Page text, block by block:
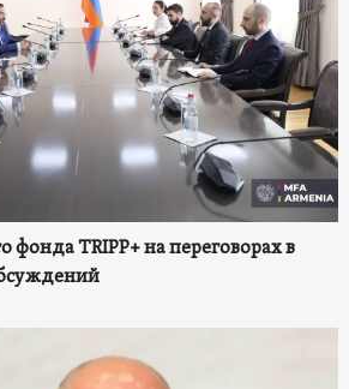
фонда TRIPP+ на переговорах в